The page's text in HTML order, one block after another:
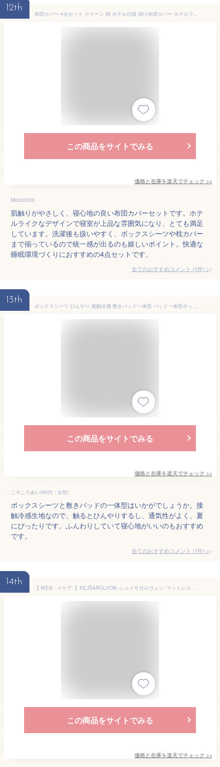
12th
布団カバー 4点セット クイーン 綿 ホテル仕様 掛け布団カバー ホテルライク 夏 おしゃれ ひんやり 子供 コットン 夏布団 夏用 北欧 かけ布団カバー 掛け布団 カバー 洗える 掛布団カバー クイーンサイズ 冷感 夏掛け ボックスシーツ シーツ ベッド ベット ベッドカバー
この商品をサイトでみる
価格と在庫を楽天でチェック >>
Moca2000
肌触りがやさしく、寝心地の良い布団カバーセットです。ホテ
ルライクなデザインで寝室が上品な雰囲気になり、とても満足
しています。洗濯後も扱いやすく、ボックスシーツや枕カバー
まで揃っているので統一感が出るのも嬉しいポイント。快適な
睡眠環境づくりにおすすめの4点セットです。
全てのおすすめコメント (1件) >
13th
ボックスシーツ ひんやり 接触冷感 敷きパッド一体型 パッド一体型ボックスシーツ クイーンサイズ160×200+30CM ベッドパッド一体型 ベッドカバー マットレスカバー ひんやりボックスシーツ 接触冷感ボックスシーツ キルトクール 冷感寝具 洗える OEKO
この商品をサイトでみる
価格と在庫を楽天でチェック >>
ころころあい(40代・女性)
ボックスシーツと敷きパッドの一体型はいかがでしょうか。接
触冷感生地なので、触るとひんやりするし、通気性がよく、夏
にぴったりです。ふんわりしていて寝心地がいいのもおすすめ
です。
全てのおすすめコメント (1件) >
14th
【 IKEA - イケア -】KEJSAROLVON -シェイサロルヴォン- マットレスプロテクター 接触冷感素材 ベージュ/ブルー クイーンサイズ 160x200 cm (105.804.33)
この商品をサイトでみる
価格と在庫を楽天でチェック >>